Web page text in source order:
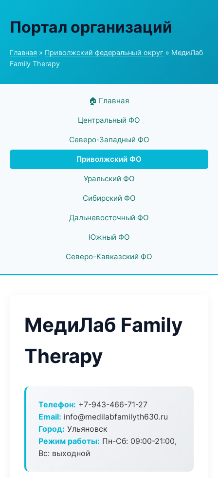
Портал организаций
Главная » Приволжский федеральный округ » МедиЛаб
Family Therapy
🏠 Главная
Центральный ФО
Северо-Западный ФО
Приволжский ФО
Уральский ФО
Сибирский ФО
Дальневосточный ФО
Южный ФО
Северо-Кавказский ФО
МедиЛаб Family
Therapy
Телефон: +7-943-466-71-27
Email: info@medilabfamilyth630.ru
Город: Ульяновск
Режим работы: Пн-Сб: 09:00-21:00,
Вс: выходной